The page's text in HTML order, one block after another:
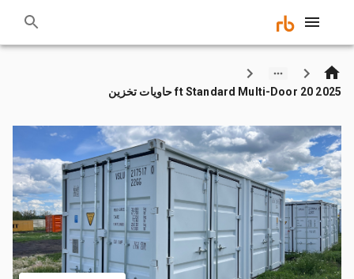
2025 20 ft Standard Multi-Door حاويات تخزين